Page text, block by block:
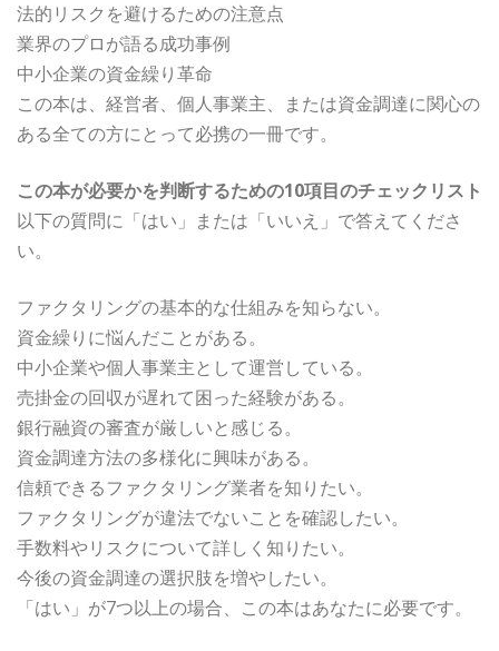
法的リスクを避けるための注意点
業界のプロが語る成功事例
中小企業の資金繰り革命
この本は、経営者、個人事業主、または資金調達に関心の
ある全ての方にとって必携の一冊です。
この本が必要かを判断するための10項目のチェックリスト
以下の質問に「はい」または「いいえ」で答えてくださ
い。
ファクタリングの基本的な仕組みを知らない。
資金繰りに悩んだことがある。
中小企業や個人事業主として運営している。
売掛金の回収が遅れて困った経験がある。
銀行融資の審査が厳しいと感じる。
資金調達方法の多様化に興味がある。
信頼できるファクタリング業者を知りたい。
ファクタリングが違法でないことを確認したい。
手数料やリスクについて詳しく知りたい。
今後の資金調達の選択肢を増やしたい。
「はい」が7つ以上の場合、この本はあなたに必要です。